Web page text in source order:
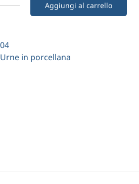
Aggiungi al carrello
Urne in porcellana